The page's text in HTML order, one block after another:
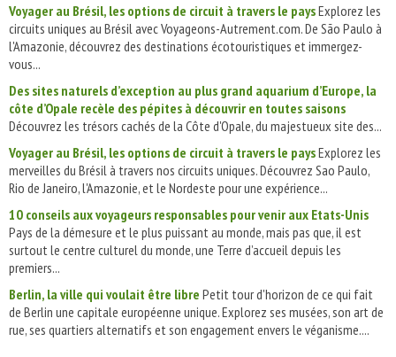
Voyager au Brésil, les options de circuit à travers le paysExplorez les
circuits uniques au Brésil avec Voyageons-Autrement.com. De São Paulo à
l'Amazonie, découvrez des destinations écotouristiques et immergez-
vous...
Des sites naturels d’exception au plus grand aquarium d’Europe, la
côte d’Opale recèle des pépites à découvrir en toutes saisons
Découvrez les trésors cachés de la Côte d'Opale, du majestueux site des...
Voyager au Brésil, les options de circuit à travers le paysExplorez les
merveilles du Brésil à travers nos circuits uniques. Découvrez Sao Paulo,
Rio de Janeiro, l'Amazonie, et le Nordeste pour une expérience...
10 conseils aux voyageurs responsables pour venir aux Etats-Unis
Pays de la démesure et le plus puissant au monde, mais pas que, il est
surtout le centre culturel du monde, une Terre d’accueil depuis les
premiers...
Berlin, la ville qui voulait être libre Petit tour d'horizon de ce qui fait
de Berlin une capitale européenne unique. Explorez ses musées, son art de
rue, ses quartiers alternatifs et son engagement envers le véganisme....